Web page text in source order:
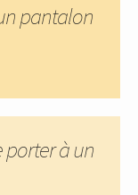
pantalon
à un